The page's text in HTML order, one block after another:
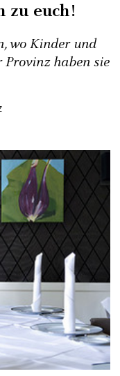
zu euch!
wo Kinder und
Provinz haben sie